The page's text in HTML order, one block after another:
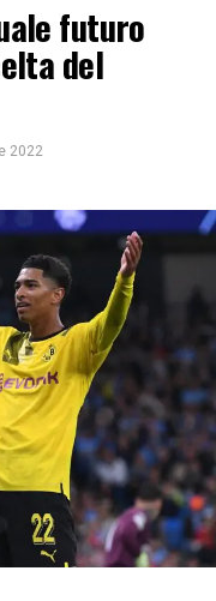
futuro
del
2022